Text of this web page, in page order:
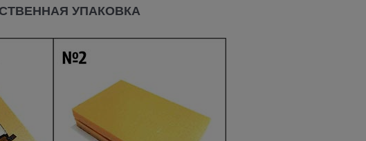
УПАКОВКА